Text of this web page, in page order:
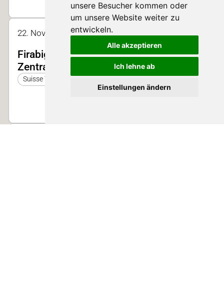
unsere Besucher kommen oder
um unsere Website weiter zu
entwickeln.
Alle akzeptieren
Ich lehne ab
Einstellungen ändern
22. Nov. 2025 17:00 - 21:30 | Aussengelände
Firabigstube der Junglandwirte
Zentralschweiz
Suisse Tier 2025